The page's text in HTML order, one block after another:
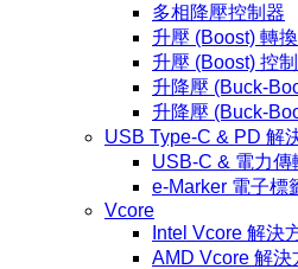
多相降壓控制器
升壓 (Boost) 轉
升壓 (Boost) 控
升降壓 (Buck-
升降壓 (Buck-
USB Type-C & PD 解
USB-C & 電力傳
e-Marker 電子標
Vcore
Intel Vcore 解決
AMD Vcore 解決